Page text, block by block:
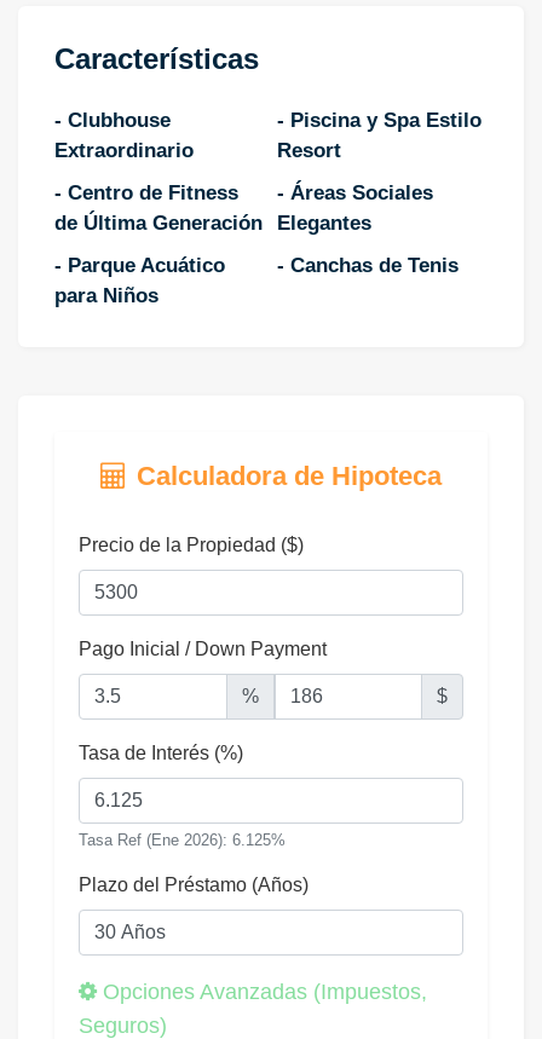
Características
- Clubhouse
Extraordinario
- Piscina y Spa Estilo
Resort
- Centro de Fitness
de Última Generación
- Áreas Sociales
Elegantes
- Parque Acuático
para Niños
- Canchas de Tenis
Calculadora de Hipoteca
Precio de la Propiedad ($)
Pago Inicial / Down Payment
% $
Tasa de Interés (%)
Tasa Ref (Ene 2026): 6.125%
Plazo del Préstamo (Años)
Opciones Avanzadas (Impuestos,
Seguros)